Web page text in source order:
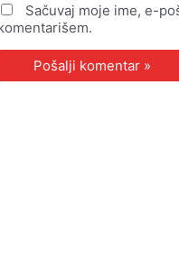
Sačuvaj moje ime, e-